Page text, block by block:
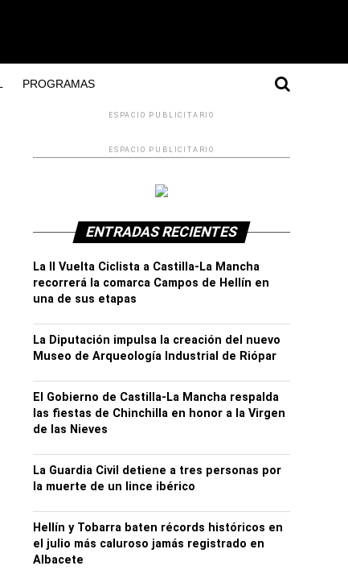
PROGRAMAS
ESPACIO PUBLICITARIO
ESPACIO PUBLICITARIO
ENTRADAS RECIENTES
La II Vuelta Ciclista a Castilla-La Mancha
recorrerá la comarca Campos de Hellín en
una de sus etapas
La Diputación impulsa la creación del nuevo
Museo de Arqueología Industrial de Riópar
El Gobierno de Castilla-La Mancha respalda
las fiestas de Chinchilla en honor a la Virgen
de las Nieves
La Guardia Civil detiene a tres personas por
la muerte de un lince ibérico
Hellín y Tobarra baten récords históricos en
el julio más caluroso jamás registrado en
Albacete